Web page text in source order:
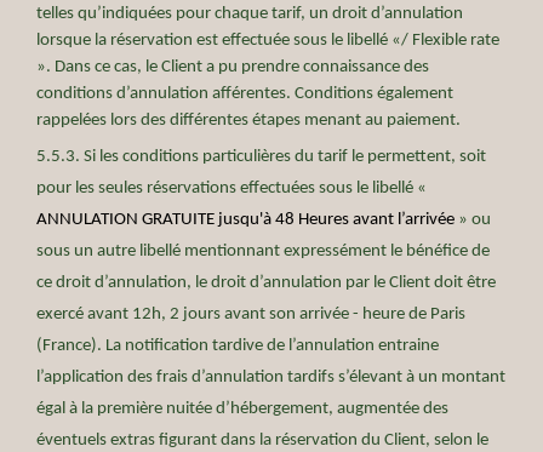
telles qu’indiquées pour chaque tarif, un droit d’annulation
lorsque la réservation est effectuée sous le libellé «/ Flexible rate
». Dans ce cas, le Client a pu prendre connaissance des
conditions d’annulation afférentes. Conditions également
rappelées lors des différentes étapes menant au paiement.
5.5.3. Si les conditions particulières du tarif le permettent, soit
pour les seules réservations effectuées sous le libellé «
ANNULATION GRATUITE jusqu'à 48 Heures avant l’arrivée » ou
sous un autre libellé mentionnant expressément le bénéfice de
ce droit d’annulation, le droit d’annulation par le Client doit être
exercé avant 12h, 2 jours avant son arrivée - heure de Paris
(France). La notification tardive de l’annulation entraine
l’application des frais d’annulation tardifs s’élevant à un montant
égal à la première nuitée d’hébergement, augmentée des
éventuels extras figurant dans la réservation du Client, selon le